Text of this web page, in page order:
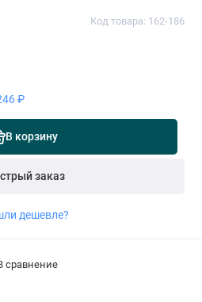
Код товара: 162-186
₽
В корзину
заказ
дешевле?
сравнение